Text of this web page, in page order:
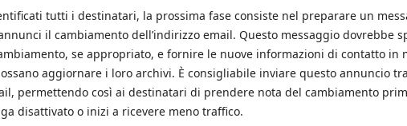
tutti i destinatari, la prossima fase consiste nel preparare un
il cambiamento dell’indirizzo email. Questo messaggio dovrebbe
se appropriato, e fornire le nuove informazioni di contatto in
aggiornare i loro archivi. È consigliabile inviare questo annuncio
permettendo così ai destinatari di prendere nota del cambiamento
disattivato o inizi a ricevere meno traffico.